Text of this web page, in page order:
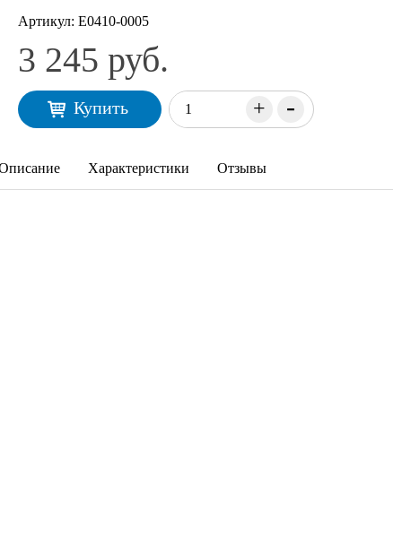
Артикул: Е0410-0005
3 245 руб.
+ -
Купить
Характеристики Отзывы